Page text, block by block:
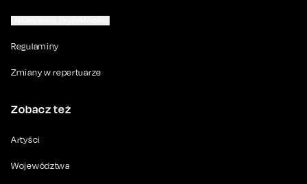
Regulaminy
Zmiany w repertuarze
Zobacz też
Artyści
Województwa